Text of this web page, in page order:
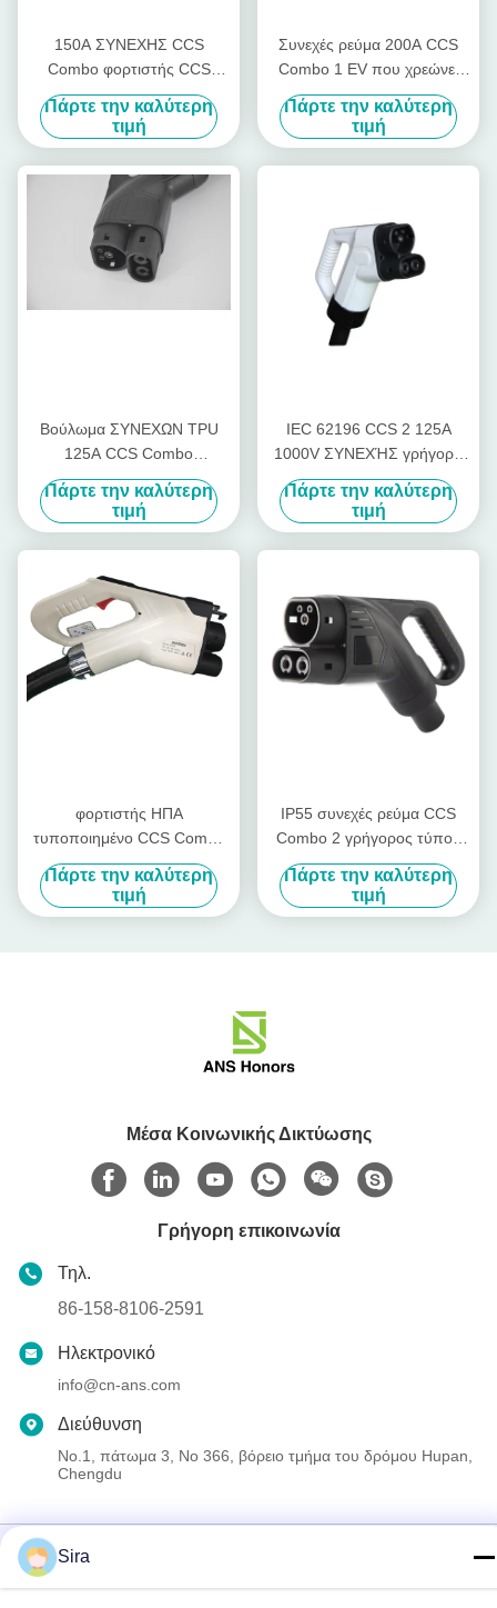
150A ΣΥΝΕΧΗΣ CCS
Combo φορτιστής CCS
Combo 2 σε CCS Combo 1
προσαρμοστής
Πάρτε την καλύτερη
τιμή
Συνεχές ρεύμα 200A CCS
Combo 1 EV που χρεώνει
στην υποδοχή το γρήγορο
κολπίσκο συνδετήρων
ΣΥΝΕΧΏΝ φορτιστών
Πάρτε την καλύτερη
τιμή
Βούλωμα ΣΥΝΕΧΩΝ TPU
125A CCS Combo
φορτιστών GBT της EV με το
προσαρμοσμένο μήκος
Πάρτε την καλύτερη
τιμή
IEC 62196 CCS 2 125A
1000V ΣΥΝΕΧΉΣ γρήγορη
χρέωση φορτιστών της EV
με τον τύπο CCS - βούλωμα
2
Πάρτε την καλύτερη
τιμή
φορτιστής ΗΠΑ
τυποποιημένο CCS Combo
150A 1000V CCS Combo 1
βούλωμα γρήγορα χρέωσης
Πάρτε την καλύτερη
τιμή
IP55 συνεχές ρεύμα CCS
Combo 2 γρήγορος τύπος
χρέωσης 3200V EV
συνδετήρων - βούλωμα 2
Πάρτε την καλύτερη
τιμή
Μέσα Κοινωνικής Δικτύωσης
Γρήγορη επικοινωνία
Τηλ.
86-158-8106-2591
Ηλεκτρονικό
info@cn-ans.com
Διεύθυνση
No.1, πάτωμα 3, Νο 366, βόρειο τμήμα του δρόμου Hupan,
Chengdu
Καλή ποιότητα της Κίνας Τύπος - 2 EV που χρεώνει τα καλώδια
Sira